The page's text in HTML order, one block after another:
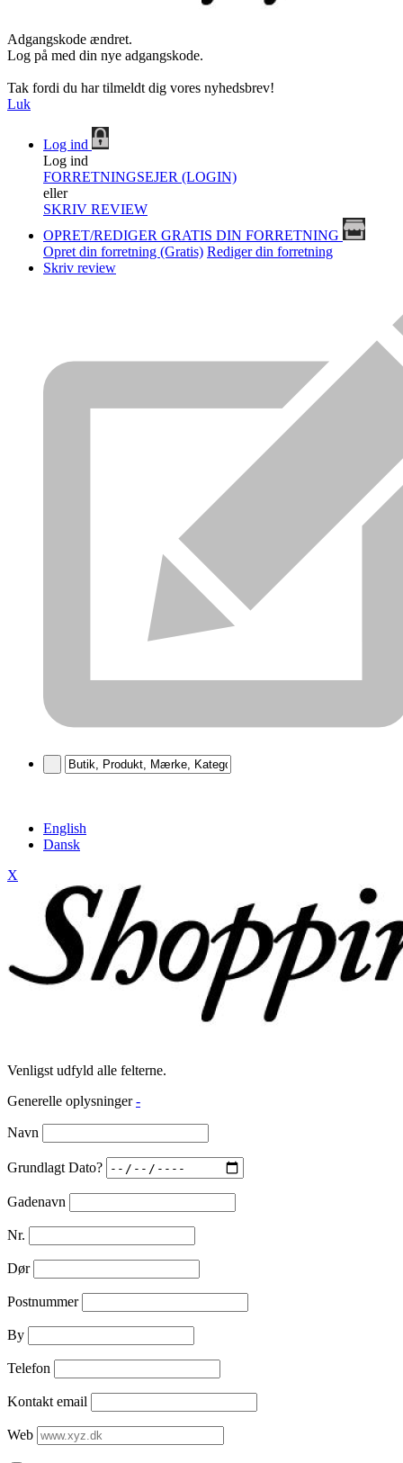
Adgangskode ændret.
Log på med din nye adgangskode.
Tak fordi du har tilmeldt dig vores nyhedsbrev!
Luk
Log ind
Log ind
FORRETNINGSEJER (LOGIN)
eller
SKRIV REVIEW
OPRET/REDIGER GRATIS DIN FORRETNING
Opret din forretning (Gratis) Rediger din forretning
Skriv review
English
Dansk
X
Venligst udfyld alle felterne.
Generelle oplysninger -
Navn
Grundlagt Dato?
Gadenavn
Nr.
Dør
Postnummer
By
Telefon
Kontakt email
Web